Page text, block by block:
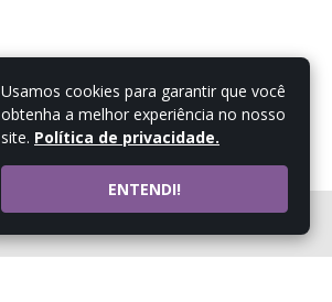
Usamos cookies para garantir que você
obtenha a melhor experiência no nosso
site. Política de privacidade.
ENTENDI!